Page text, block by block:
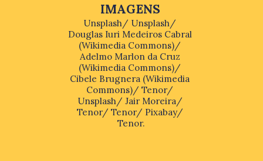
IMAGENS
Unsplash/ Unsplash/
Douglas Iuri Medeiros Cabral
(Wikimedia Commons)/
Adelmo Marlon da Cruz
(Wikimedia Commons)/
Cibele Brugnera (Wikimedia
Commons)/ Tenor/
Unsplash/ Jair Moreira/
Tenor/ Tenor/ Pixabay/
Tenor.